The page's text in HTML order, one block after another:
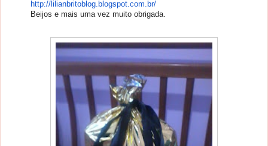
http://lilianbritoblog. blogspot.com.br/
Beijos e mais uma vez muito obrigada.